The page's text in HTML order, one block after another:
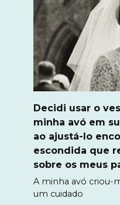
Decidi usar o
minha avó em
ao ajustá-lo
escondida que
sobre os meus
A minha avó criou-
um cuidado